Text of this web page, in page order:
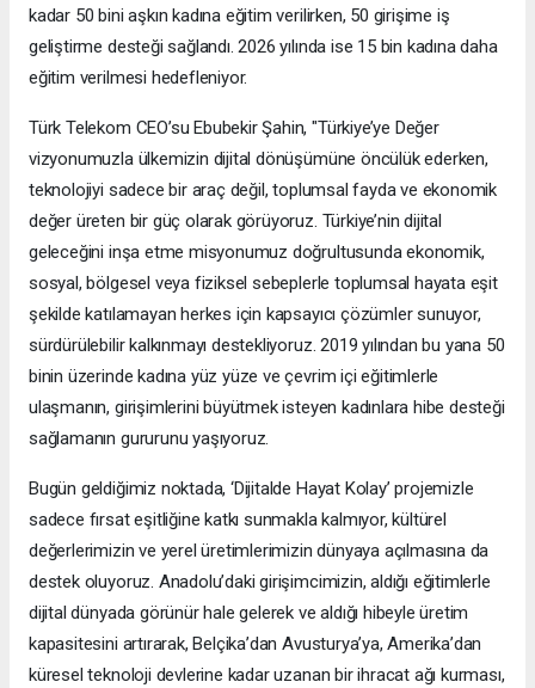
kadar 50 bini aşkın kadına eğitim verilirken, 50 girişime iş
geliştirme desteği sağlandı. 2026 yılında ise 15 bin kadına daha
eğitim verilmesi hedefleniyor.
Türk Telekom CEO’su Ebubekir Şahin, "Türkiye’ye Değer
vizyonumuzla ülkemizin dijital dönüşümüne öncülük ederken,
teknolojiyi sadece bir araç değil, toplumsal fayda ve ekonomik
değer üreten bir güç olarak görüyoruz. Türkiye’nin dijital
geleceğini inşa etme misyonumuz doğrultusunda ekonomik,
sosyal, bölgesel veya fiziksel sebeplerle toplumsal hayata eşit
şekilde katılamayan herkes için kapsayıcı çözümler sunuyor,
sürdürülebilir kalkınmayı destekliyoruz. 2019 yılından bu yana 50
binin üzerinde kadına yüz yüze ve çevrim içi eğitimlerle
ulaşmanın, girişimlerini büyütmek isteyen kadınlara hibe desteği
sağlamanın gururunu yaşıyoruz.
Bugün geldiğimiz noktada, ‘Dijitalde Hayat Kolay’ projemizle
sadece fırsat eşitliğine katkı sunmakla kalmıyor, kültürel
değerlerimizin ve yerel üretimlerimizin dünyaya açılmasına da
destek oluyoruz. Anadolu’daki girişimcimizin, aldığı eğitimlerle
dijital dünyada görünür hale gelerek ve aldığı hibeyle üretim
kapasitesini artırarak, Belçika’dan Avusturya’ya, Amerika’dan
küresel teknoloji devlerine kadar uzanan bir ihracat ağı kurması,